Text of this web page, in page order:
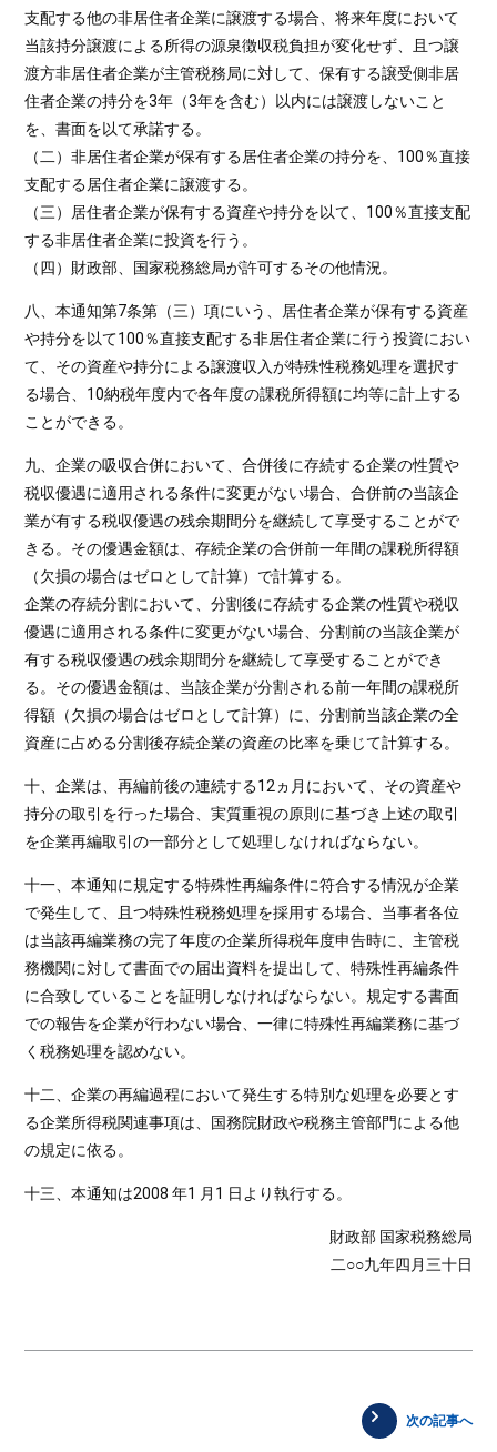
支配する他の非居住者企業に譲渡する場合、将来年度において
当該持分譲渡による所得の源泉徴収税負担が変化せず、且つ譲
渡方非居住者企業が主管税務局に対して、保有する譲受側非居
住者企業の持分を3年（3年を含む）以内には譲渡しないこと
を、書面を以て承諾する。
（二）非居住者企業が保有する居住者企業の持分を、100％直接
支配する居住者企業に譲渡する。
（三）居住者企業が保有する資産や持分を以て、100％直接支配
する非居住者企業に投資を行う。
（四）財政部、国家税務総局が許可するその他情況。
八、本通知第7条第（三）項にいう、居住者企業が保有する資産
や持分を以て100％直接支配する非居住者企業に行う投資におい
て、その資産や持分による譲渡収入が特殊性税務処理を選択す
る場合、10納税年度内で各年度の課税所得額に均等に計上する
ことができる。
九、企業の吸収合併において、合併後に存続する企業の性質や
税収優遇に適用される条件に変更がない場合、合併前の当該企
業が有する税収優遇の残余期間分を継続して享受することがで
きる。その優遇金額は、存続企業の合併前一年間の課税所得額
（欠損の場合はゼロとして計算）で計算する。
企業の存続分割において、分割後に存続する企業の性質や税収
優遇に適用される条件に変更がない場合、分割前の当該企業が
有する税収優遇の残余期間分を継続して享受することができ
る。その優遇金額は、当該企業が分割される前一年間の課税所
得額（欠損の場合はゼロとして計算）に、分割前当該企業の全
資産に占める分割後存続企業の資産の比率を乗じて計算する。
十、企業は、再編前後の連続する12ヵ月において、その資産や
持分の取引を行った場合、実質重視の原則に基づき上述の取引
を企業再編取引の一部分として処理しなければならない。
十一、本通知に規定する特殊性再編条件に符合する情況が企業
で発生して、且つ特殊性税務処理を採用する場合、当事者各位
は当該再編業務の完了年度の企業所得税年度申告時に、主管税
務機関に対して書面での届出資料を提出して、特殊性再編条件
に合致していることを証明しなければならない。規定する書面
での報告を企業が行わない場合、一律に特殊性再編業務に基づ
く税務処理を認めない。
十二、企業の再編過程において発生する特別な処理を必要とす
る企業所得税関連事項は、国務院財政や税務主管部門による他
の規定に依る。
十三、本通知は2008 年1 月1 日より執行する。
財政部 国家税務総局
二○○九年四月三十日
次の記事へ